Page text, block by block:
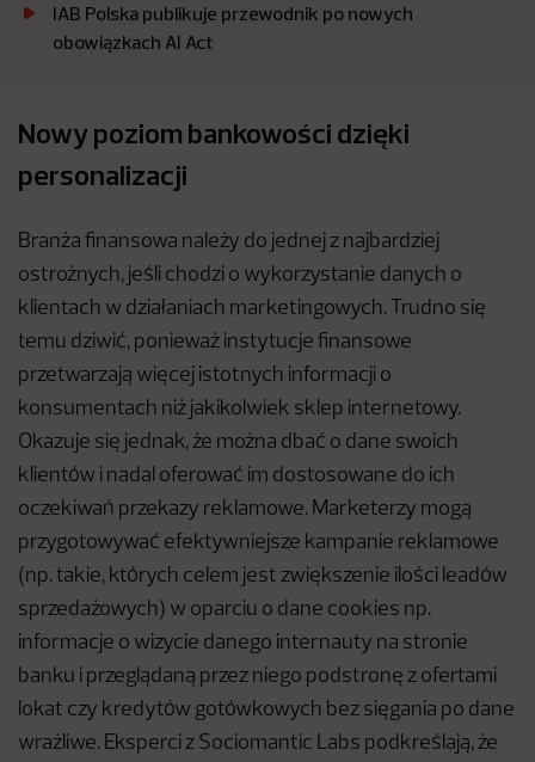
IAB Polska publikuje przewodnik po nowych
obowiązkach AI Act
Nowy poziom bankowości dzięki
personalizacji
Branża finansowa należy do jednej z najbardziej
ostrożnych, jeśli chodzi o wykorzystanie danych o
klientach w działaniach marketingowych. Trudno się
temu dziwić, ponieważ instytucje finansowe
przetwarzają więcej istotnych informacji o
konsumentach niż jakikolwiek sklep internetowy.
Okazuje się jednak, że można dbać o dane swoich
klientów i nadal oferować im dostosowane do ich
oczekiwań przekazy reklamowe. Marketerzy mogą
przygotowywać efektywniejsze kampanie reklamowe
(np. takie, których celem jest zwiększenie ilości leadów
sprzedażowych) w oparciu o dane cookies np.
informacje o wizycie danego internauty na stronie
banku i przeglądaną przez niego podstronę z ofertami
lokat czy kredytów gotówkowych bez sięgania po dane
wrażliwe. Eksperci z Sociomantic Labs podkreślają, że